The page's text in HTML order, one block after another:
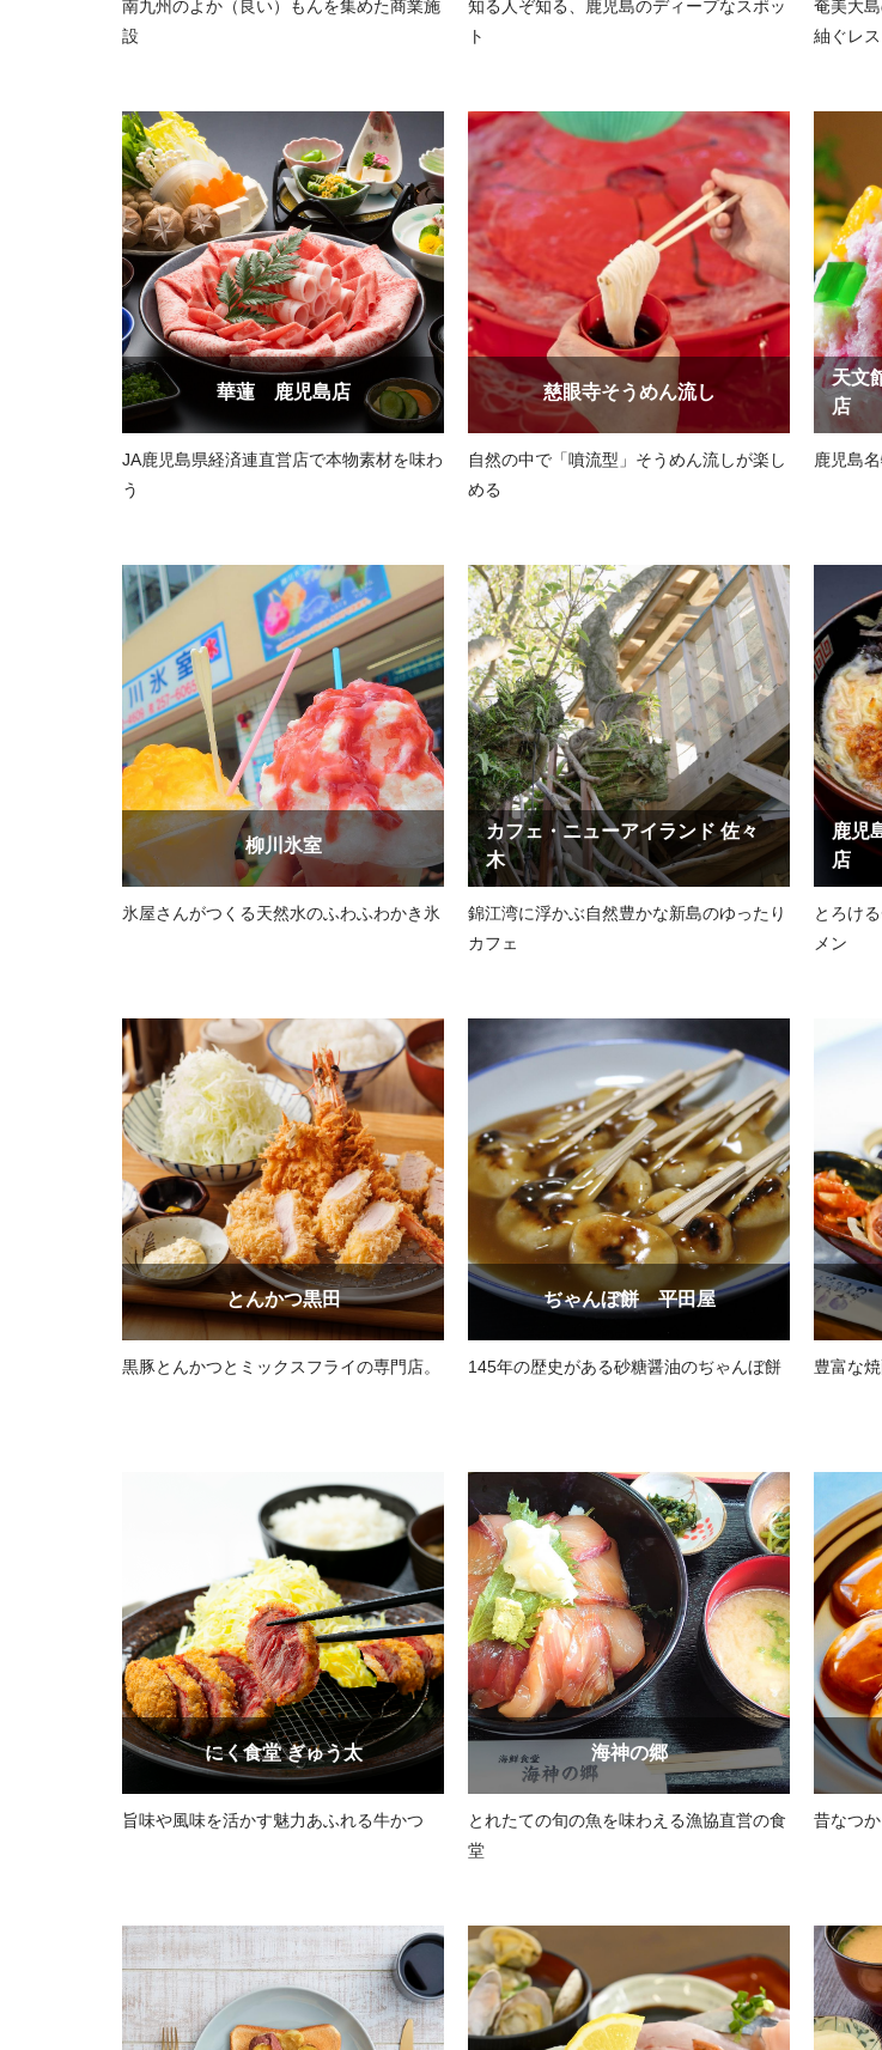
南九州のよか（良い）もんを集めた商業施
設
知る人ぞ知る、鹿児島のディープなスポッ
ト
奄美大
紬ぐレ
華蓮 鹿児島店
JA鹿児島県経済連直営店で本物素材を味わ
う
慈眼寺そうめん流し
自然の中で「噴流型」そうめん流しが楽し
める
天文
店
鹿児島
柳川氷室
氷屋さんがつくる天然水のふわふわかき氷
カフェ・ニューアイランド 佐々
木
錦江湾に浮かぶ自然豊かな新島のゆったり
カフェ
鹿児
店
とろけ
メン
とんかつ黒田
黒豚とんかつとミックスフライの専門店。
ぢゃんぼ餅 平田屋
145年の歴史がある砂糖醤油のぢゃんぼ餅 豊富な
にく食堂 ぎゅう太
旨味や風味を活かす魅力あふれる牛かつ
海神の郷
とれたての旬の魚を味わえる漁協直営の食
堂
昔なつ